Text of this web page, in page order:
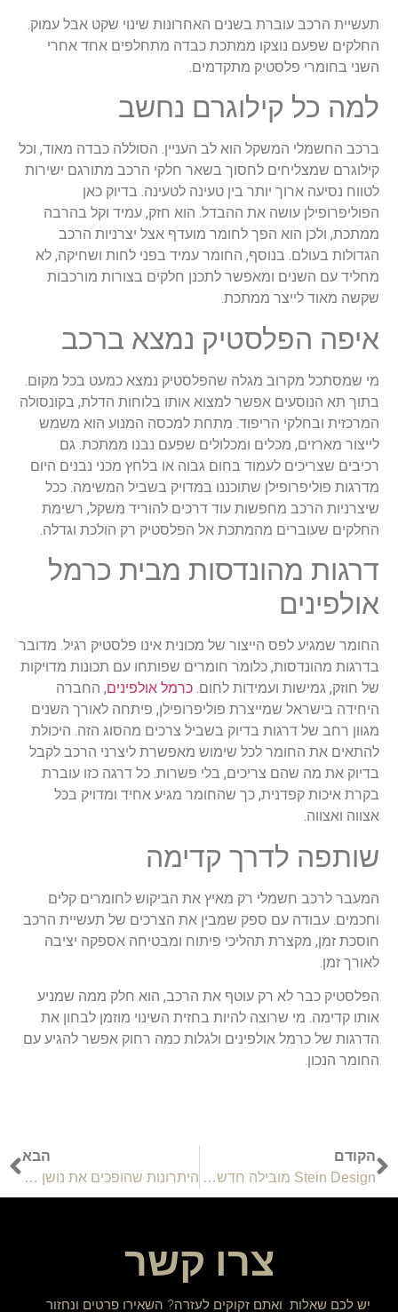
תעשיית הרכב עוברת בשנים האחרונות שינוי שקט אבל עמוק.
החלקים שפעם נוצקו ממתכת כבדה מתחלפים אחד אחרי
השני בחומרי פלסטיק מתקדמים.
למה כל קילוגרם נחשב
ברכב החשמלי המשקל הוא לב העניין. הסוללה כבדה מאוד, וכל
קילוגרם שמצליחים לחסוך בשאר חלקי הרכב מתורגם ישירות
לטווח נסיעה ארוך יותר בין טעינה לטעינה. בדיוק כאן
הפוליפרופילן עושה את ההבדל. הוא חזק, עמיד וקל בהרבה
ממתכת, ולכן הוא הפך לחומר מועדף אצל יצרניות הרכב
הגדולות בעולם. בנוסף, החומר עמיד בפני לחות ושחיקה, לא
מחליד עם השנים ומאפשר לתכנן חלקים בצורות מורכבות
שקשה מאוד לייצר ממתכת.
איפה הפלסטיק נמצא ברכב
מי שמסתכל מקרוב מגלה שהפלסטיק נמצא כמעט בכל מקום.
בתוך תא הנוסעים אפשר למצוא אותו בלוחות הדלת, בקונסולה
המרכזית ובחלקי הריפוד. מתחת למכסה המנוע הוא משמש
לייצור מארזים, מכלים ומכלולים שפעם נבנו ממתכת. גם
רכיבים שצריכים לעמוד בחום גבוה או בלחץ מכני נבנים היום
מדרגות פוליפרופילן שתוכננו במדויק בשביל המשימה. ככל
שיצרניות הרכב מחפשות עוד דרכים להוריד משקל, רשימת
החלקים שעוברים מהמתכת אל הפלסטיק רק הולכת וגדלה.
דרגות מהונדסות מבית כרמל
אולפינים
החומר שמגיע לפס הייצור של מכונית אינו פלסטיק רגיל. מדובר
בדרגות מהונדסות, כלומר חומרים שפותחו עם תכונות מדויקות
של חוזק, גמישות ועמידות לחום. כרמל אולפינים, החברה
היחידה בישראל שמייצרת פוליפרופילן, פיתחה לאורך השנים
מגוון רחב של דרגות בדיוק בשביל צרכים מהסוג הזה. היכולת
להתאים את החומר לכל שימוש מאפשרת ליצרני הרכב לקבל
בדיוק את מה שהם צריכים, בלי פשרות. כל דרגה כזו עוברת
בקרת איכות קפדנית, כך שהחומר מגיע אחיד ומדויק בכל
אצווה ואצווה.
שותפה לדרך קדימה
המעבר לרכב חשמלי רק מאיץ את הביקוש לחומרים קלים
וחכמים. עבודה עם ספק שמבין את הצרכים של תעשיית הרכב
חוסכת זמן, מקצרת תהליכי פיתוח ומבטיחה אספקה יציבה
לאורך זמן.
הפלסטיק כבר לא רק עוטף את הרכב, הוא חלק ממה שמניע
אותו קדימה. מי שרוצה להיות בחזית השינוי מוזמן לבחון את
הדרגות של כרמל אולפינים ולגלות כמה רחוק אפשר להגיע עם
החומר הנכון.
הקודם
Stein Design מובילה חדשנות בעולם החיפויים בהתאמה אישית
הבא
היתרונות שהופכים את נושן לכלי עבודה מרכזי עבור צוותים ועסקים מודרניים
צרו קשר
יש לכם שאלות ואתם זקוקים לעזרה? השאירו פרטים ונחזור